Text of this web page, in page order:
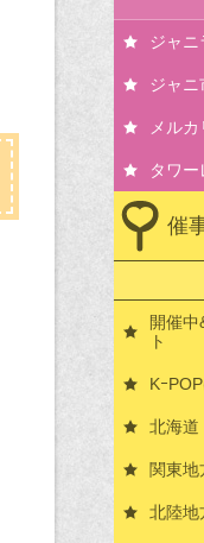
ジャ
ジャニ
メル
タワ
催
開催
ト
Kｰ
北海道
関東地
北陸地